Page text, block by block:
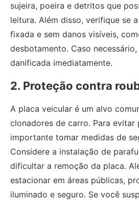
sujeira, poeira e detritos que
leitura. Além disso, verifique se
fixada e sem danos visíveis,
desbotamento. Caso
danificada imediatamente.
2. Proteção contra
A placa veicular é um alvo
clonadores de carro. Para evitar
importante tomar medidas de
Considere a instalação de
dificultar a remoção da placa.
estacionar em áreas públicas,
iluminado e seguro. Se você